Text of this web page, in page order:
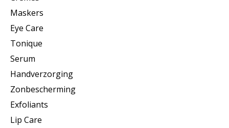
Maskers
Eye Care
Tonique
Serum
Handverzorging
Zonbescherming
Exfoliants
Lip Care